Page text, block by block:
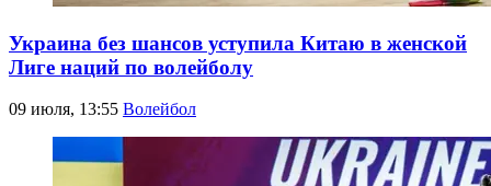
Украина без шансов уступила Китаю в женской
Лиге наций по волейболу
09 июля, 13:55 Волейбол